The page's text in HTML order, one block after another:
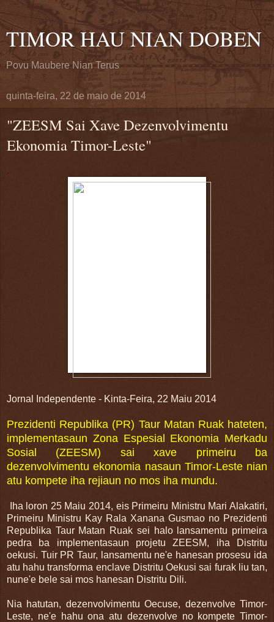
TIMOR HAU NIAN DOBEN
Povu Maubere Nian Terus
quinta-feira, 22 de maio de 2014
"ZEESM Sai Xave Dezenvolvimentu
Ekonomia Timor-Leste"
.
Jornal Independente - Kinta-Feira, 22 Maiu 2014
Prezidenti Republika (PR) Taur Matan Ruak hateten,
implementasaun Zona Espesial Ekonomia Merkadu
Sosial (ZEESM) sai xave primeiru ba
dezenvolvimentu ekonomia nasaun Timor-Leste nian
atu kompete iha rejiaun no mos iha mundu.
Iha loron 25 Maiu 2014, eis Primeiru Ministru Mari Alakatiri,
Primeiru Ministru Kay Rala Xanana Gusmao no Prezidenti
Republika Taur Matan Ruak sei halo lansamentu primeira
pedra ba implementasaun projetu ZEESM, iha Distritu
oekusi. Tuir PR Taur, lansamentu ne'e hanesan prosesu ida
atu hahu transforma enclave Distritu Oekusi sai furak liu tan,
nune'e bele sai mos hanesan Distritu Dili.
Nia hatutan, dezenvolvimentu Oecuse, dezenvolve Timor-
Leste, ne'e hahu ona atu dezenvolve no kompete Timor-